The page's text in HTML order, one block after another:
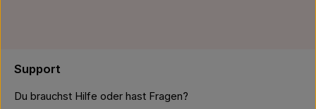
Support
Du brauchst Hilfe oder hast Fragen?